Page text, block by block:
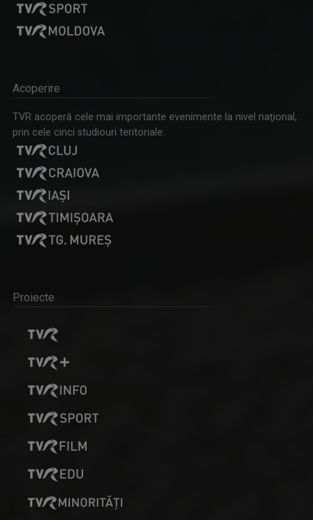
TVR acoperă cele mai importante evenimente la nivel naţional,
prin cele cinci studiouri teritoriale: